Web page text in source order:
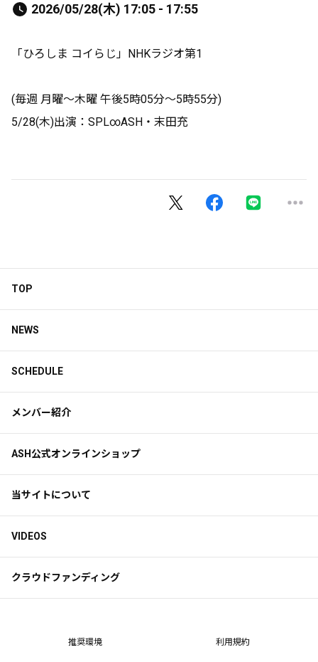
2026/05/28(木) 17:05 - 17:55
「ひろしま コイらじ」NHKラジオ第1
(毎週 月曜～木曜 午後5時05分～5時55分)
5/28(木)出演：SPL∞ASH・末田充
TOP
NEWS
SCHEDULE
メンバー紹介
ASH公式オンラインショップ
当サイトについて
VIDEOS
クラウドファンディング
推奨環境 利用規約